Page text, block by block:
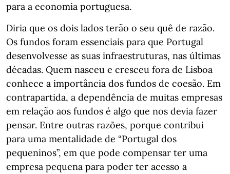
para a economia portuguesa.
Diria que os dois lados terão o seu quê de razão.
Os fundos foram essenciais para que Portugal
desenvolvesse as suas infraestruturas, nas últimas
décadas. Quem nasceu e cresceu fora de Lisboa
conhece a importância dos fundos de coesão. Em
contrapartida, a dependência de muitas empresas
em relação aos fundos é algo que nos devia fazer
pensar. Entre outras razões, porque contribui
para uma mentalidade de “Portugal dos
pequeninos”, em que pode compensar ter uma
empresa pequena para poder ter acesso a